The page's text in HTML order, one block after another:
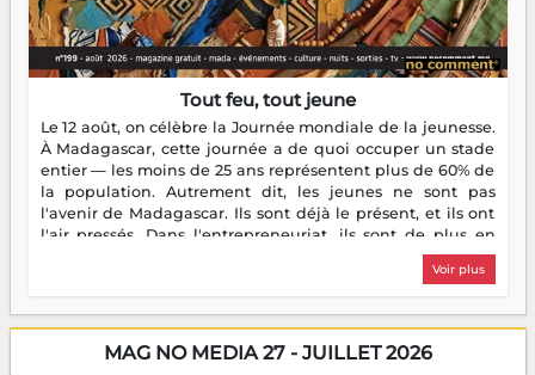
Tout feu, tout jeune
Le 12 août, on célèbre la Journée mondiale de la jeunesse.
À Madagascar, cette journée a de quoi occuper un stade
entier — les moins de 25 ans représentent plus de 60% de
la population. Autrement dit, les jeunes ne sont pas
l'avenir de Madagascar. Ils sont déjà le présent, et ils ont
l'air pressés. Dans l'entrepreneuriat, ils sont de plus en
plus nombreux à se lancer, à créer, à risquer — souvent
sans filet, souvent sans aide, mais toujours avec cette
dorment vraiment la nuit. En culture, les nouvelles sont
encore meilleures. Aina Rasamoelina vient de décrocher le
Prix RFI Instrumental Afrique. Miangaly Elia rafle le Prix
Voir plus
MAG NO MEDIA 27 - JUILLET 2026